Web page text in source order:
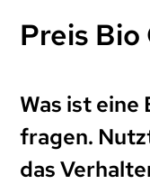
Preis
Was ist eine
fragen.
das